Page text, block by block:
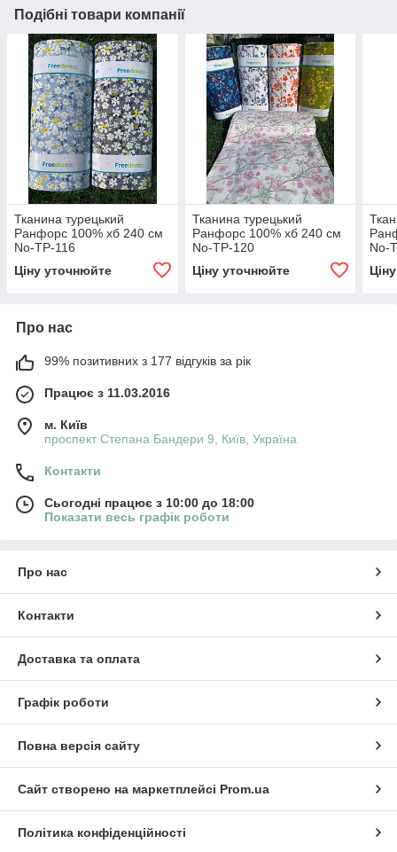
сайту metrtkani.com відправляти
Дозволити
Подібні товари компанії
Тканина турецький
Ранфорс 100% хб 240 см
No-TP-116
Ціну уточнюйте
Тканина турецький
Ранфорс 100% хб 240 см
No-TP-120
Ціну уточнюйте
No-
Про нас
99% позитивних з 177 відгуків за рік
Працює з 11.03.2016
м. Київ
проспект Степана Бандери 9, Київ, Україна
Контакти
Сьогодні працює з 10:00 до 18:00
Показати весь графік роботи
Про нас
Контакти
Доставка та оплата
Графік роботи
Повна версія сайту
Сайт створено на маркетплейсі Prom.ua
Політика конфіденційності